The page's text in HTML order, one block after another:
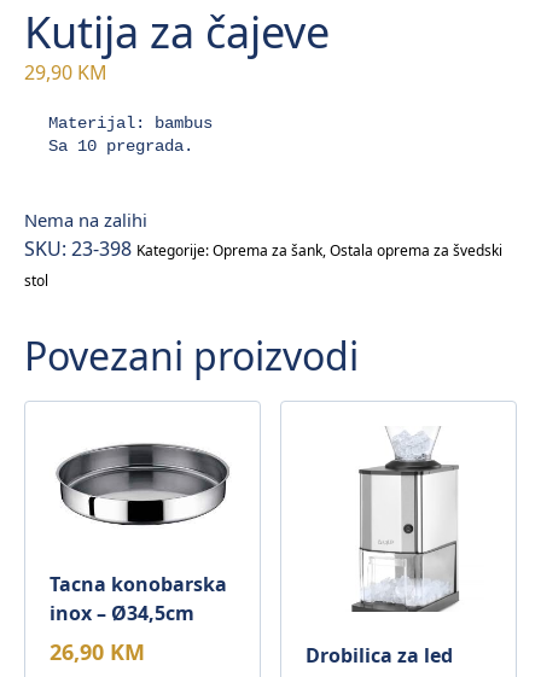
Kutija za čajeve
29,90 KM
Materijal: bambus
Sa 10 pregrada.
Nema na zalihi
SKU: 23-398 Kategorije:Oprema za šank,Ostala oprema za švedski
stol
Povezani proizvodi
Tacna konobarska
inox – Ø34,5cm
26,90 KM Drobilica za led